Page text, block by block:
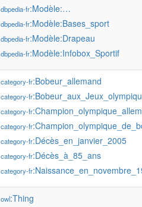
dbpedia-fr:Modèle:…
dbpedia-fr:Modèle:Bases_sport
dbpedia-fr:Modèle:Drapeau
dbpedia-fr:Modèle:Infobox_Sportif
category-fr:Bobeur_allemand
category-fr
category-fr
category-fr
category-fr:Décès_en_janvier_2005
category-fr:Décès_à_85_ans
category-fr
owl:Thing